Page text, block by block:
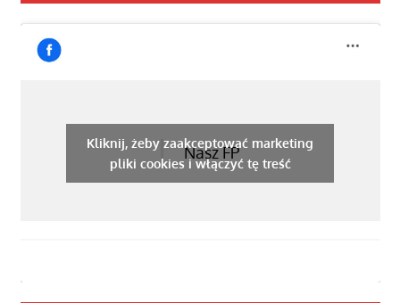
Nasz FP
Kliknij, żeby zaakceptować marketing
pliki cookies i włączyć tę treść